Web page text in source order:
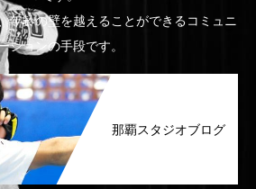
年齢の壁を越えることができるコミュニ
ションの手段です。
那覇スタジオブログ